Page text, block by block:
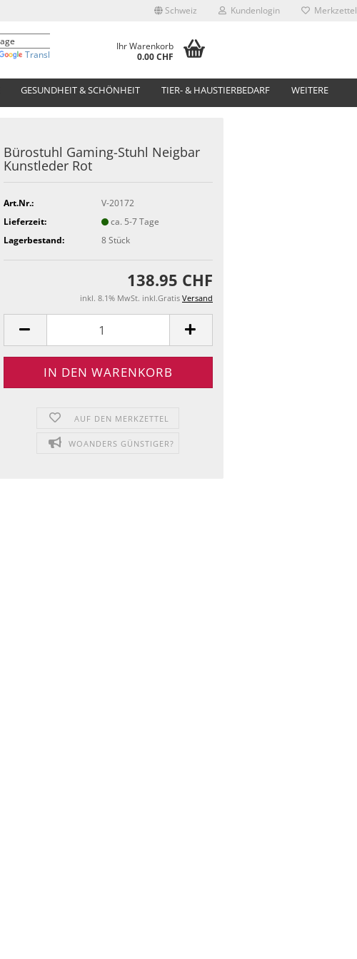
Schweiz Kundenlogin Merkzettel
Translate
Ihr Warenkorb
0.00 CHF
GESUNDHEIT & SCHÖNHEIT TIER- & HAUSTIERBEDARF WEITERE
Bürostuhl Gaming-Stuhl Neigbar
Kunstleder Rot
Art.Nr.:
V-20172
Lieferzeit:
ca. 5-7 Tage
Lagerbestand:
8Stück
138.95 CHF
inkl. 8.1% MwSt. inkl.Gratis Versand
AUF DEN MERKZETTEL
WOANDERS GÜNSTIGER?